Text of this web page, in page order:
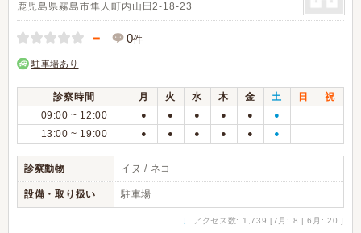
鹿児島県霧島市隼人町内山田2-18-23
－ 0件
駐車場あり
診察時間 月 火 水 木 金 土 日
祝
09:00 ~ 12:00
● ● ● ● ● ●
13:00 ~ 19:00 ● ● ● ● ● ●
診察動物 イヌ / ネコ
設備・取り扱い 駐車場
↓ アクセス数: 1,739 [7月: 8 | 6月: 20 ]